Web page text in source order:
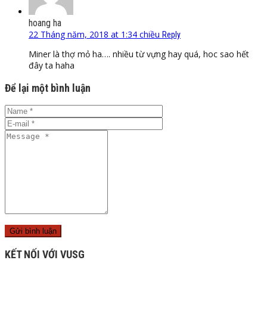
hoang ha
22 Tháng năm, 2018 at 1:34 chiều Reply
Miner là thợ mỏ ha…. nhiều từ vựng hay quá, hoc sao hết
đây ta haha
Để lại một bình luận
KẾT NỐI VỚI VUSG